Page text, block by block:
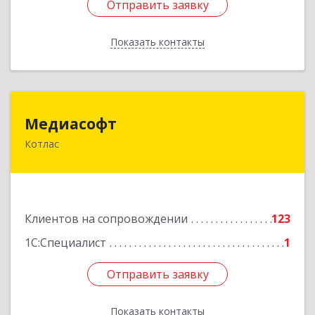
Отправить заявку
Показать контакты
Отправить заявку
Назад
Медиасофт
Котлас
Клиентов на сопровождении
123
1С:Специалист
1
Отправить заявку
Показать контакты
Отправить заявку
Назад